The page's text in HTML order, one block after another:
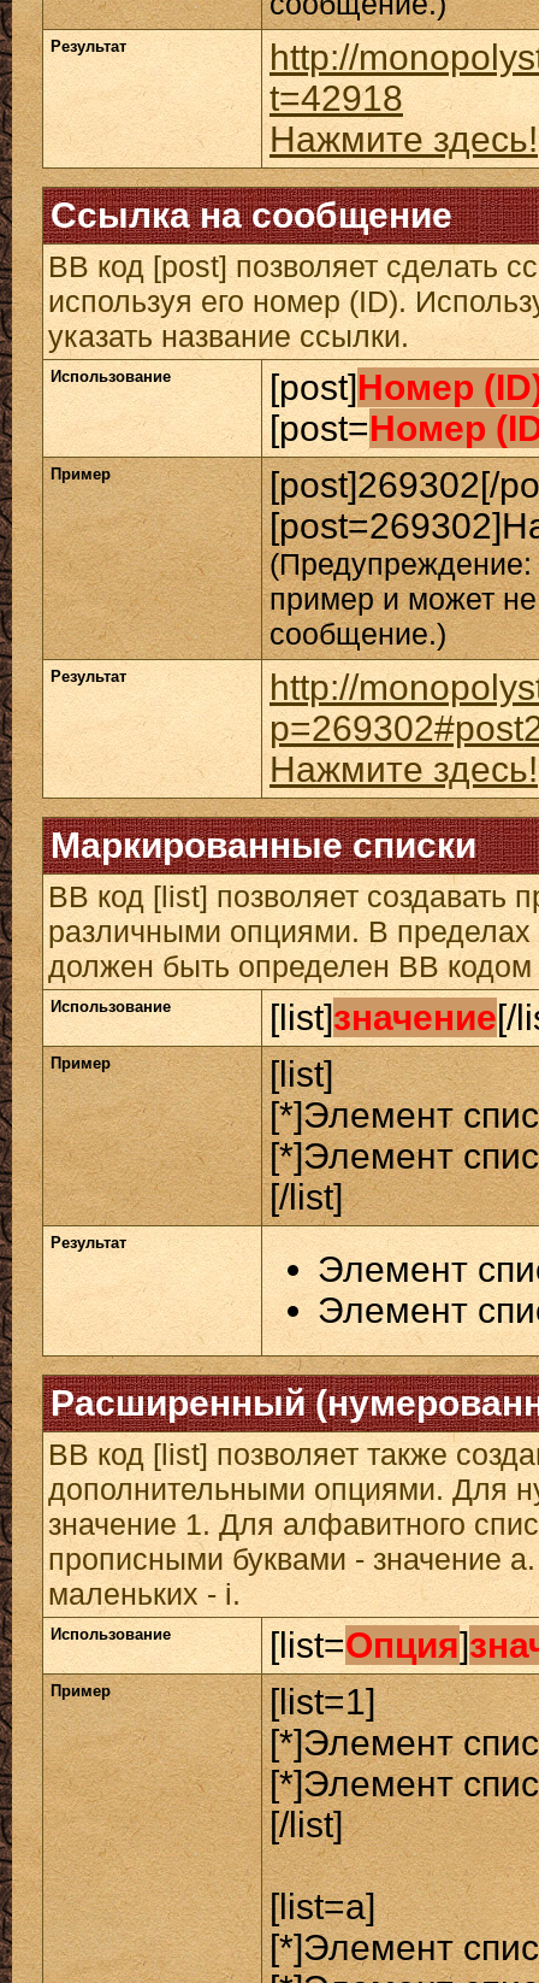
Результат
http://
t=42918
Нажмите здесь!
Ссылка на сообщение
BB код [post] позволяет сделать
используя его номер (ID).
указать название ссылки.
Использование [post]Номер
[post=Номер
Пример
[post]269302[/
(Предупреждение:
пример и может
сообщение.)
Результат
http://
Нажмите здесь!
Маркированные списки
BB код [list] позволяет создавать
различными опциями. В
должен быть определен BB кодом
Использование [list]значение[/
Пример
[list]
[*]Элемент
[*]Элемент
[/list]
Результат
Элемент
Элемент
Расширенный
BB код [list] позволяет также
дополнительными опциями. Для
значение 1. Для алфавитного
прописными буквами - значение
маленьких - i.
Использование [list=Опция]
Пример
[list=1]
[*]Элемент
[*]Элемент
[/list]
[list=a]
[*]Элемент